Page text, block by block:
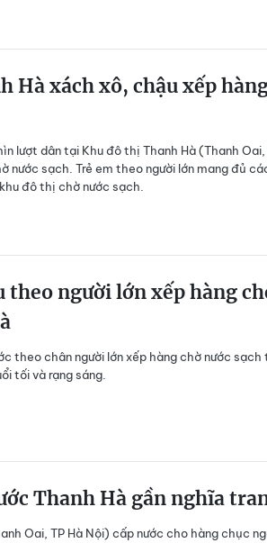
Hà xách xô, chậu xếp
lượt dân tại Khu đô thị Thanh Hà (Thanh Oai,
nước sạch. Trẻ em theo người lớn mang đủ
đô thị chờ nước sạch.
theo người lớn xếp hàng
theo chân người lớn xếp hàng chờ nước sạch
tối và rạng sáng.
Thanh Hà gần nghĩa
Oai, TP Hà Nội) cấp nước cho hàng chục